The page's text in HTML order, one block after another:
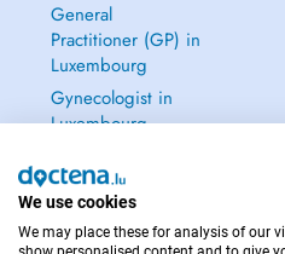
General
Practitioner (GP) in
Luxembourg
Gynecologist in
Luxembourg
We use cookies
We may place these for analysis of our